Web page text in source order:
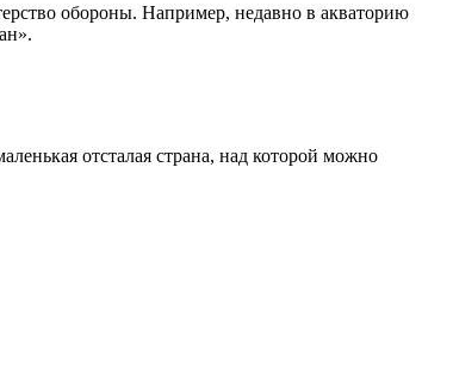
обороны. Например, недавно в акваторию
отсталая страна, над которой можно